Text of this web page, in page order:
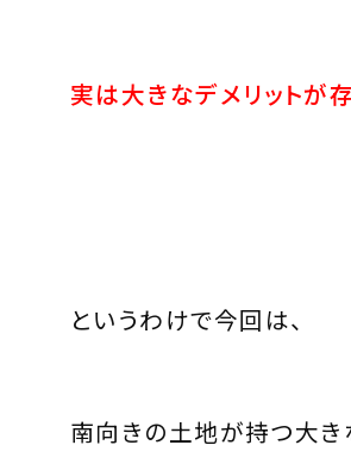
実は大きなデメリットが存
というわけで今回は、
南向きの土地が持つ大き